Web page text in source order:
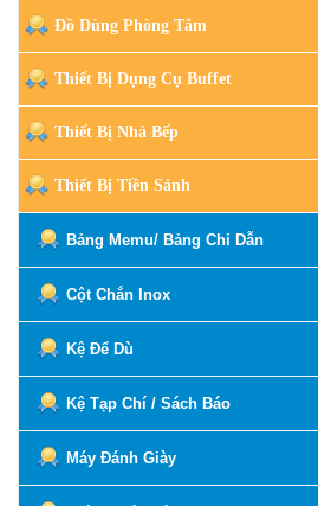
Đồ Dùng Phòng Tắm
Thiết Bị Dụng Cụ Buffet
Thiết Bị Nhà Bếp
Thiết Bị Tiền Sảnh
Bảng Memu/ Bảng Chỉ Dẫn
Cột Chắn Inox
Kệ Để Dù
Kệ Tạp Chí / Sách Báo
Máy Đánh Giày